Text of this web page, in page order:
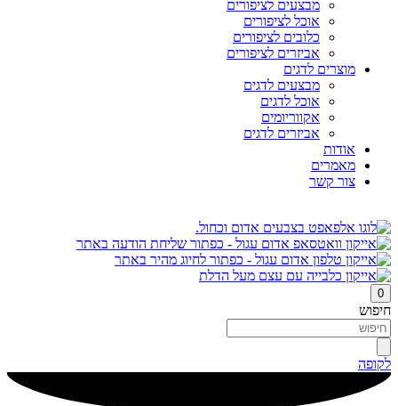
מבצעים לציפורים
אוכל לציפורים
כלובים לציפורים
אביזרים לציפורים
מוצרים לדגים
מבצעים לדגים
אוכל לדגים
אקווריומים
אביזרים לדגים
אודות
מאמרים
צור קשר
0
חיפוש
לקופה